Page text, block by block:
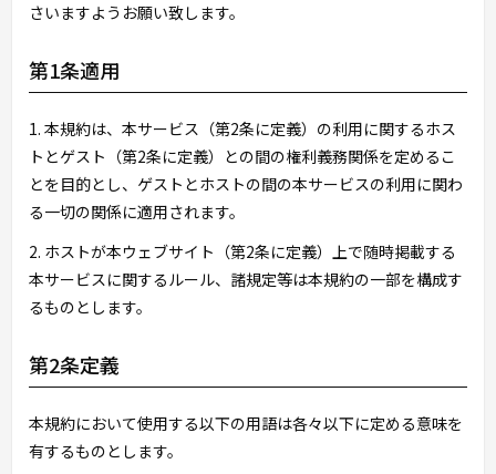
さいますようお願い致します。
第1条適用
1. 本規約は、本サービス（第2条に定義）の利用に関するホス
トとゲスト（第2条に定義）との間の権利義務関係を定めるこ
とを目的とし、ゲストとホストの間の本サービスの利用に関わ
る一切の関係に適用されます。
2. ホストが本ウェブサイト（第2条に定義）上で随時掲載する
本サービスに関するルール、諸規定等は本規約の一部を構成す
るものとします。
第2条定義
本規約において使用する以下の用語は各々以下に定める意味を
有するものとします。